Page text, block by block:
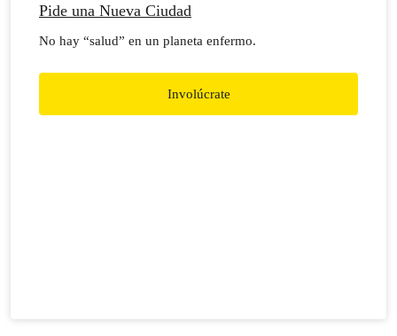
Pide una Nueva Ciudad
No hay “salud” en un planeta enfermo.
Involúcrate